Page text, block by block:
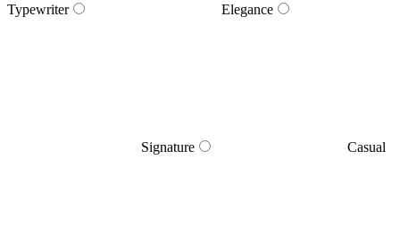
Typewriter Elegance
Signature Casual